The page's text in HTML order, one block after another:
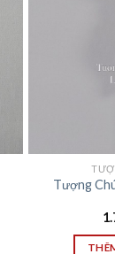
Tượng